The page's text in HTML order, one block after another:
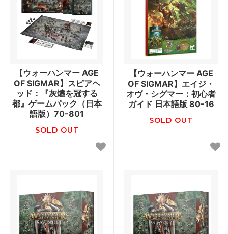
【ウォーハンマー AGE
OF SIGMAR】スピアヘ
ッド：『灰燼を冠する
都』ゲームパック（日本
語版）70-801
SOLD OUT
【ウォーハンマー AGE
OF SIGMAR】エイジ・
オヴ・シグマー：初心者
ガイド 日本語版 80-16
SOLD OUT